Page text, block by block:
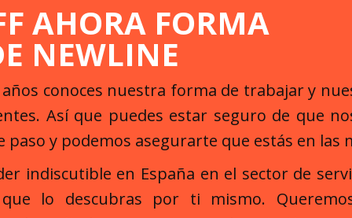
INICIO /RECURSOS/ PORTFOLIO / BOXED
COLUMNS
PORTFOLIO MASONRY
AHORA FORMA
NEWLINE
conoces nuestra forma de trabajar y
Así que puedes estar seguro de que
paso y podemos asegurarte que estás en las
indiscutible en España en el sector de
lo descubras por ti mismo.